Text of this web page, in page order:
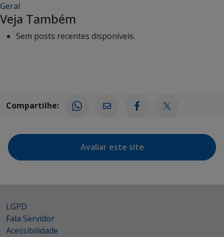
Geral
Veja Também
Sem posts recentes disponíveis.
Compartilhe:
Avaliar este site
LGPD
Fala Servidor
Acessibilidade